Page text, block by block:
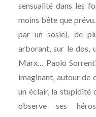
sensualité dans les
moins bête que
par un sosie), de
arborant, sur le dos,
Marx… Paolo
imaginant, autour de
un éclair, la stupidité
observe ses